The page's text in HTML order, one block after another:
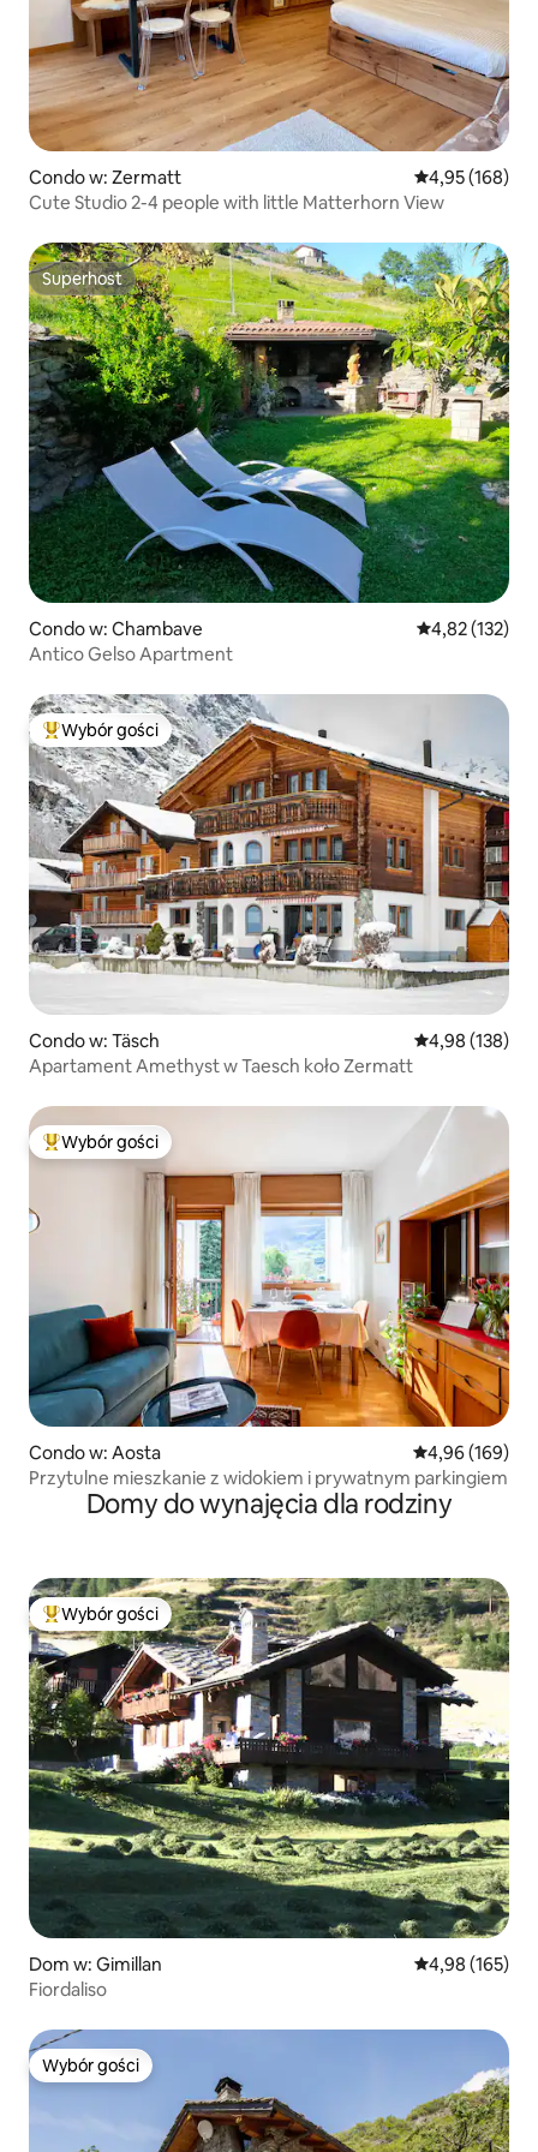
Condo w: Zermatt Średnia
4,95 (168)
Cute Studio 2-4 people with little Matterhorn View
Superhost
Superhost
Condo w: Chambave Średnia
4,82 (132)
Antico Gelso Apartment
Najpopularniejsze z kategorii Wybór gości
Wybór gości
Condo w: Täsch Średnia
4,98 (138)
Apartament Amethyst w Taesch koło Zermatt
Najpopularniejsze z kategorii Wybór gości
Wybór gości
Condo w: Aosta Średnia
4,96 (169)
Przytulne mieszkanie z widokiem i prywatnym parkingiem
Domy do wynajęcia dla rodziny
Najpopularniejsze z kategorii Wybór gości
Wybór gości
Dom w: Gimillan Średnia
4,98 (165)
Fiordaliso
Wybór gości
Wybór gości